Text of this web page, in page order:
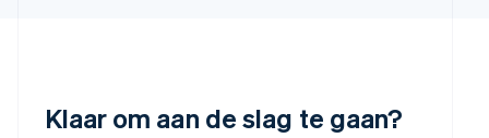
Klaar om aan de slag te gaan?
Luxemburg